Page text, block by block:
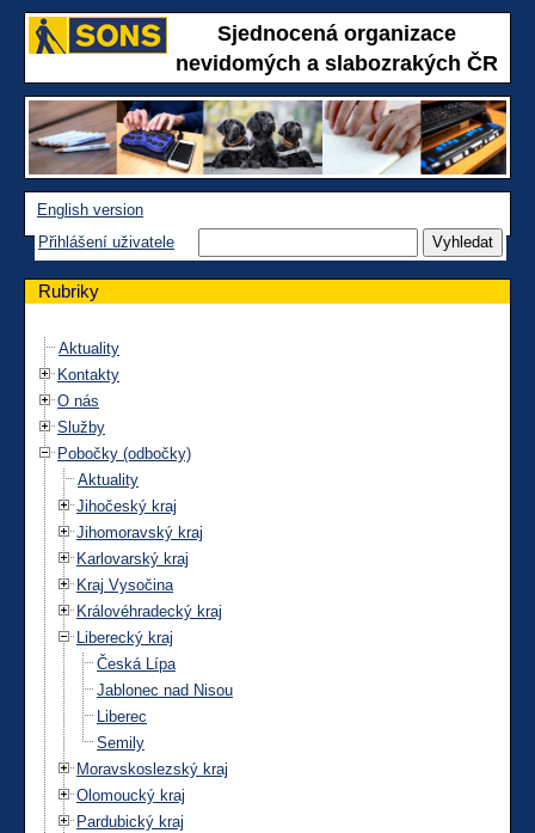
Sjednocená organizace
nevidomých a slabozrakých ČR
English version
Přihlášení uživatele
Rubriky
Aktuality
Kontakty
O nás
Služby
Pobočky (odbočky)
Aktuality
Jihočeský kraj
Jihomoravský kraj
Karlovarský kraj
Kraj Vysočina
Královéhradecký kraj
Liberecký kraj
Česká Lípa
Jablonec nad Nisou
Liberec
Semily
Moravskoslezský kraj
Olomoucký kraj
Pardubický kraj